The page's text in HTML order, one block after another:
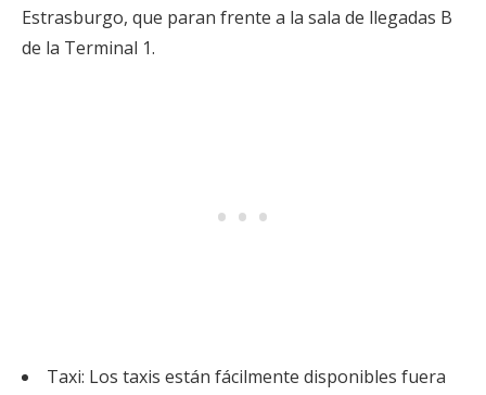
Estrasburgo, que paran frente a la sala de llegadas B
de la Terminal 1.
Taxi: Los taxis están fácilmente disponibles fuera